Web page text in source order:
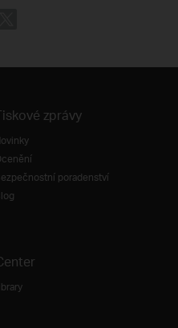
zprávy
poradenství